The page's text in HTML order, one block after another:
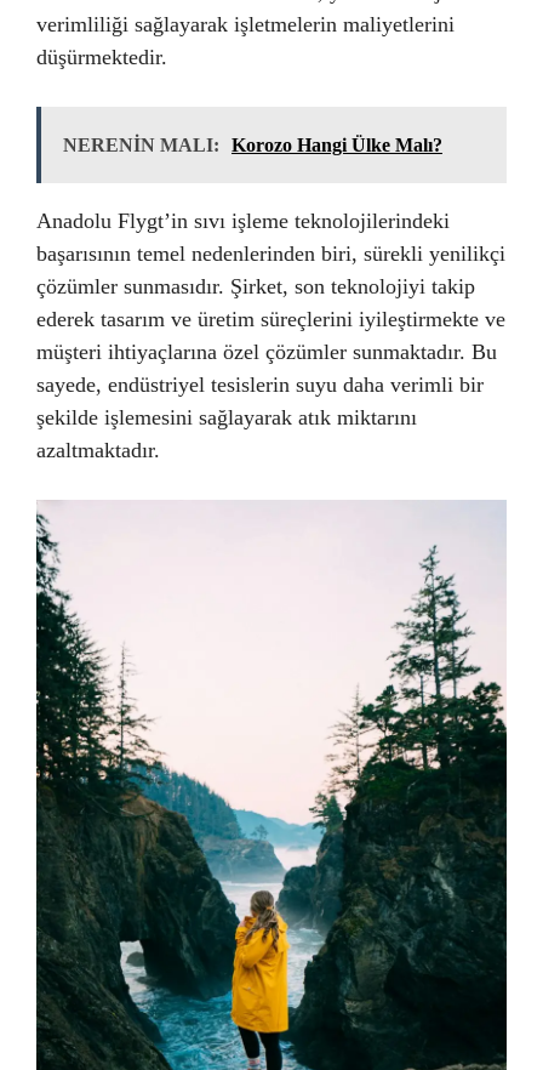
verimliliği sağlayarak işletmelerin maliyetlerini
düşürmektedir.
NERENİN MALI: Korozo Hangi Ülke Malı?
Anadolu Flygt’in sıvı işleme teknolojilerindeki
başarısının temel nedenlerinden biri, sürekli yenilikçi
çözümler sunmasıdır. Şirket, son teknolojiyi takip
ederek tasarım ve üretim süreçlerini iyileştirmekte ve
müşteri ihtiyaçlarına özel çözümler sunmaktadır. Bu
sayede, endüstriyel tesislerin suyu daha verimli bir
şekilde işlemesini sağlayarak atık miktarını
azaltmaktadır.